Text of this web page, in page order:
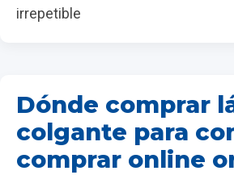
irrepetible
Dónde comprar
colgante para
comprar online